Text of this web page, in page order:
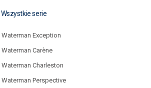
Wszystkie serie
Waterman Exception
Waterman Carène
Waterman Charleston
Waterman Perspective